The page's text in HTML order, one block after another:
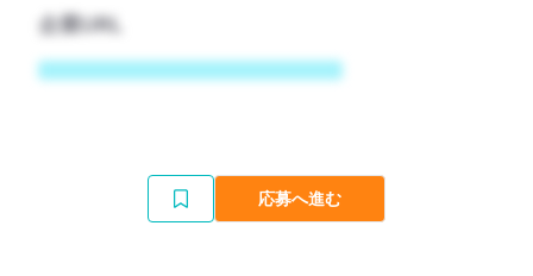
企業URL
応募へ進む